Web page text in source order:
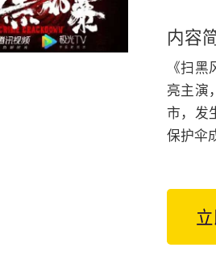
内容
《扫
亮主演
市，发
保护伞